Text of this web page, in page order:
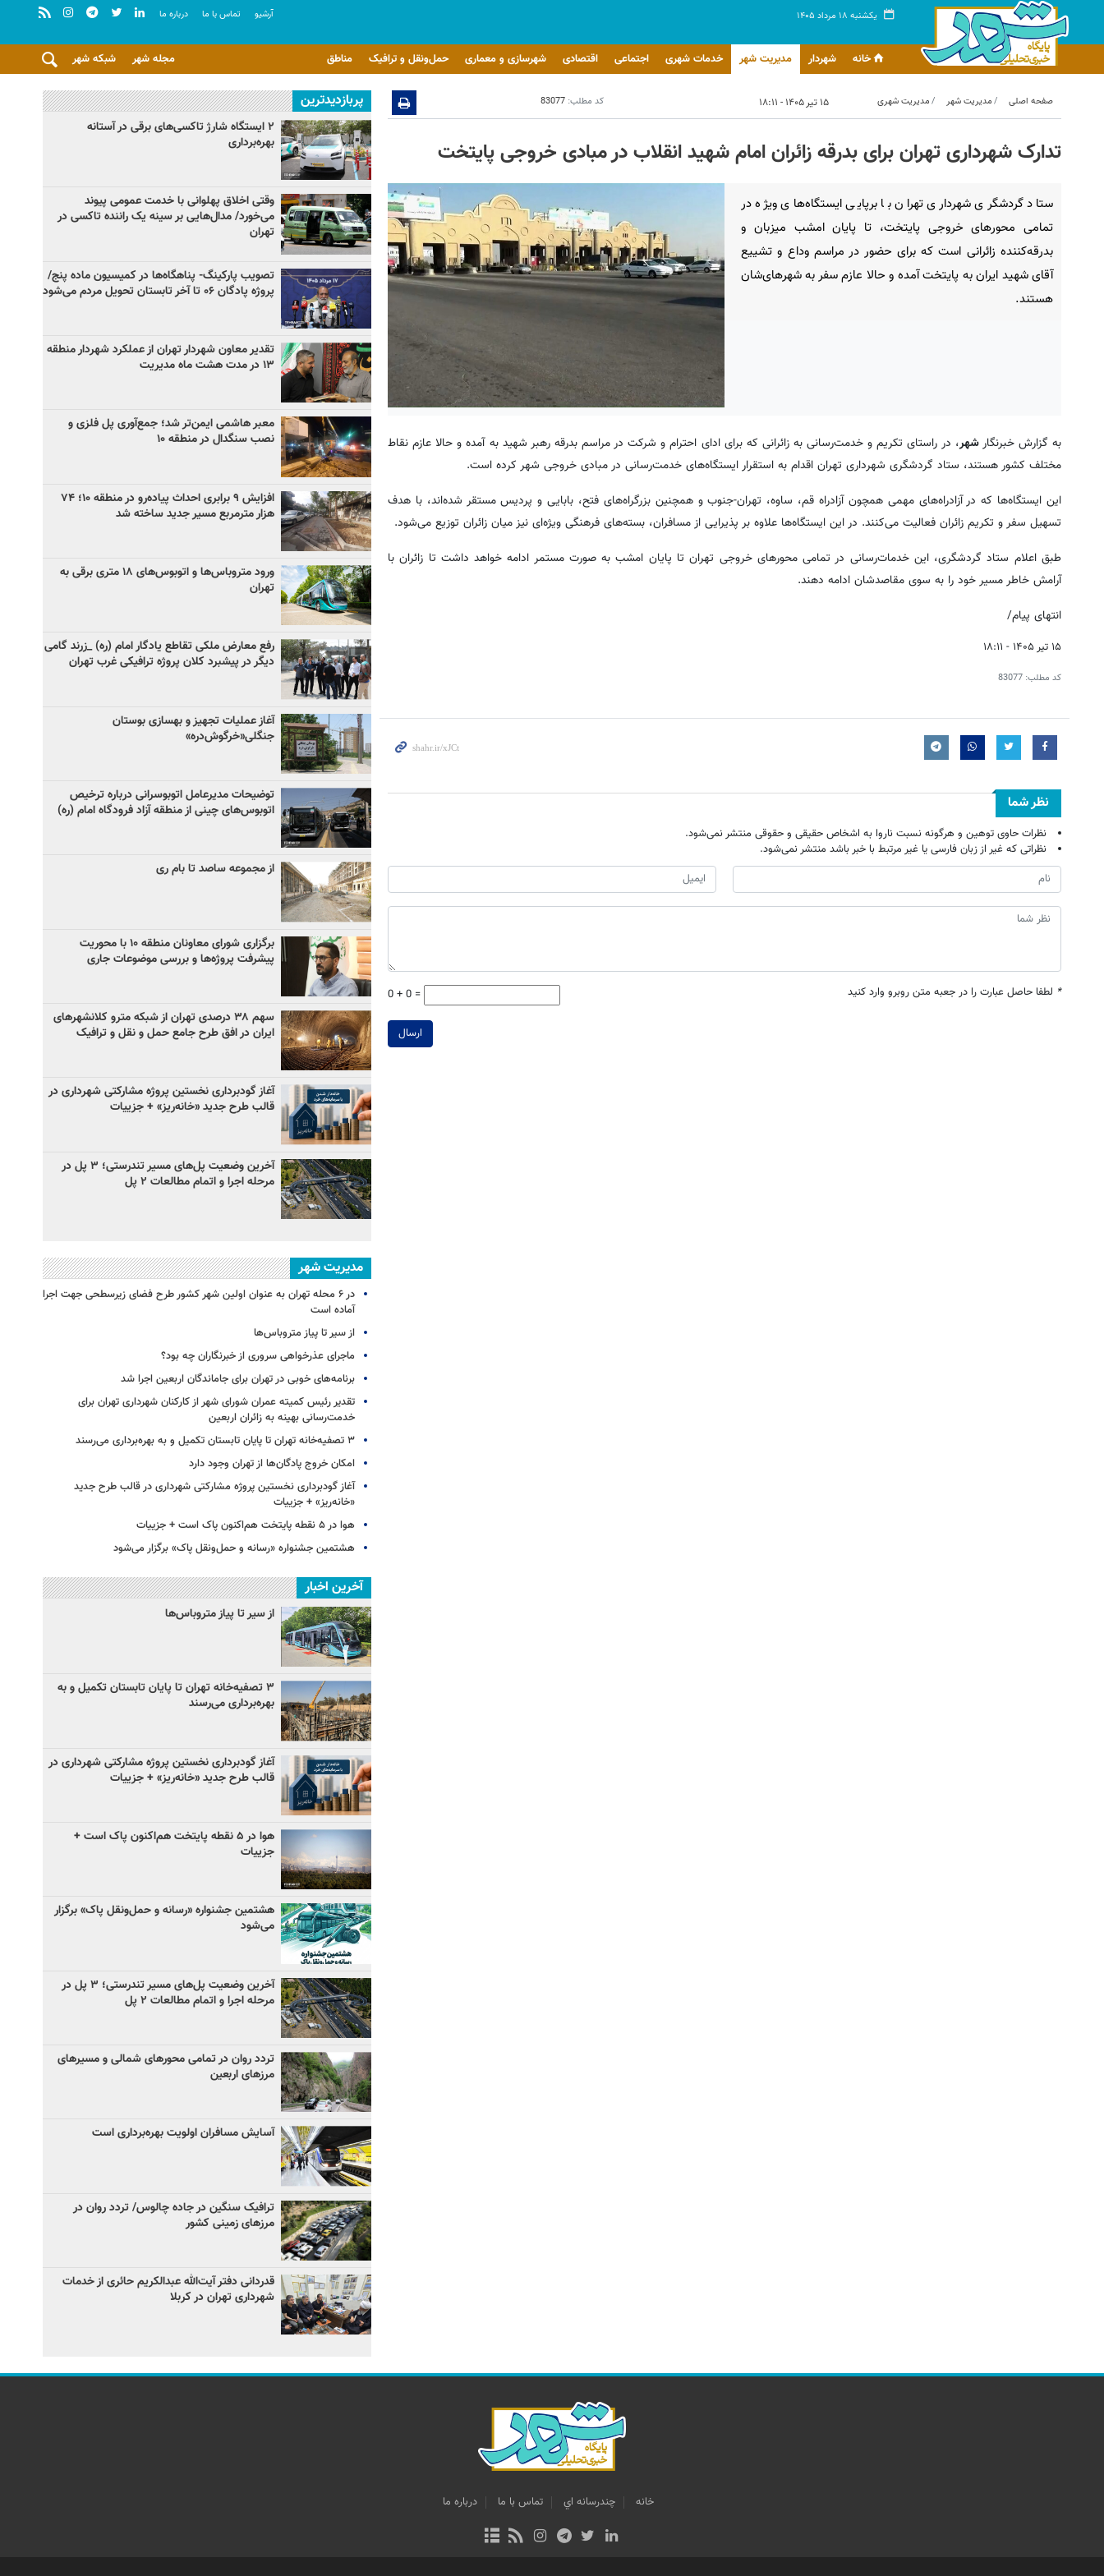
یکشنبه ۱۸ مرداد ۱۴۰۵ آرشيو تماس با ما درباره ما
خانه شهردار مدیریت شهر خدمات شهری اجتماعی اقتصادی شهرسازی و معماری حمل‌ونقل و ترافیک مناطق شبکه شهر مجله شهر
صفحه اصلی مدیریت شهر مدیریت شهری ۱۵ تیر ۱۴۰۵ - ۱۸:۱۱ کد مطلب: 83077
تدارک شهرداری تهران برای بدرقه زائران امام شهید انقلاب در مبادی خروجی پایتخت
ستاد گردشگری شهرداری تهران با برپایی ایستگاه‌های ویژه در
تمامی محورهای خروجی پایتخت، تا پایان امشب میزبان و
بدرقه‌کننده زائرانی است که برای حضور در مراسم وداع و تشییع
آقای شهید ایران به پایتخت آمده و حالا عازم سفر به شهرهای‌شان
هستند.
به گزارش خبرنگارشهر، در راستای تکریم و خدمت‌رسانی به زائرانی که برای ادای احترام و شرکت در مراسم بدرقه رهبر شهید به آمده و حالا عازم نقاط
مختلف کشور هستند، ستاد گردشگری شهرداری تهران اقدام به استقرار ایستگاه‌های خدمت‌رسانی در مبادی خروجی شهر کرده است.
این ایستگاه‌ها که در آزادراه‌های مهمی همچون آزادراه قم، ساوه، تهران-جنوب و همچنین بزرگراه‌های فتح، بابایی و پردیس مستقر شده‌اند، با هدف
تسهیل سفر و تکریم زائران فعالیت می‌کنند. در این ایستگاه‌ها علاوه بر پذیرایی از مسافران، بسته‌های فرهنگی ویژه‌ای نیز میان زائران توزیع می‌شود.
طبق اعلام ستاد گردشگری، این خدمات‌رسانی در تمامی محورهای خروجی تهران تا پایان امشب به صورت مستمر ادامه خواهد داشت تا زائران با
آرامش خاطر مسیر خود را به سوی مقاصدشان ادامه دهند.
انتهای پیام/
۱۵ تیر ۱۴۰۵ - ۱۸:۱۱
کد مطلب: 83077
نظر شما
نظرات حاوی توهین و هرگونه نسبت ناروا به اشخاص حقیقی و حقوقی منتشر نمی‌شود.
نظراتی که غیر از زبان فارسی یا غیر مرتبط با خبر باشد منتشر نمی‌شود.
* لطفا حاصل عبارت را در جعبه متن روبرو وارد کنید 0 + 0 =
ارسال
پربازدیدترین
۲ ایستگاه شارژ تاکسی‌های برقی در آستانه
بهره‌برداری
وقتی اخلاق پهلوانی با خدمت عمومی پیوند
می‌خورد/ مدال‌هایی بر سینه یک راننده تاکسی در
تهران
تصویب پارکینگ- پناهگاه‌ها در کمیسیون ماده پنج/
پروژه پادگان ۰۶ تا آخر تابستان تحویل مردم می‌شود
تقدیر معاون شهردار تهران از عملکرد شهردار منطقه
۱۳ در مدت هشت ماه مدیریت
معبر هاشمی ایمن‌تر شد؛ جمع‌آوری پل فلزی و
نصب سنگدال در منطقه ۱۰
افزایش ۹ برابری احداث پیاده‌رو در منطقه ۱۰؛ ۷۴
هزار مترمربع مسیر جدید ساخته شد
ورود متروباس‌ها و اتوبوس‌های ۱۸ متری برقی به
تهران
رفع معارض ملکی تقاطع یادگار امام (ره) _زرند گامی
دیگر در پیشبرد کلان پروژه‌ ترافیکی غرب تهران
آغاز عملیات تجهیز و بهسازی بوستان
جنگلی«خرگوش‌دره»
توضیحات مدیرعامل اتوبوسرانی درباره ترخیص
اتوبوس‌های چینی از منطقه آزاد فرودگاه امام (ره)
از مجموعه ساصد تا بام ری
برگزاری شورای معاونان منطقه ۱۰ با محوریت
پیشرفت پروژه‌ها و بررسی موضوعات جاری
سهم ۳۸ درصدی تهران از شبکه مترو کلانشهرهای
ایران در افق طرح جامع حمل و نقل و ترافیک
آغاز گودبرداری نخستین پروژه مشارکتی شهرداری در
قالب طرح جدید «خانه‌ریز» + جزییات
آخرین وضعیت پل‌های مسیر تندرستی؛ ۳ پل در
مرحله اجرا و اتمام مطالعات ۲ پل
مدیریت شهر
در ۶ محله تهران به عنوان اولین شهر کشور طرح فضای زیرسطحی جهت اجرا
آماده است
از سیر تا پیاز متروباس‌ها
ماجرای عذرخواهی سروری از خبرنگاران چه بود؟
برنامه‌های خوبی در تهران برای جاماندگان اربعین اجرا شد
تقدیر رئیس کمیته عمران شورای شهر از کارکنان شهرداری تهران برای
خدمت‌رسانی بهینه به زائران اربعین
۳ ﺗﺼﻔﻴﻪ‌ﺧﺎﻧﻪ‌ تهران تا پایان تابستان تکمیل و به بهره‌برداری می‌رسند
امکان خروج پادگان‌ها از تهران وجود دارد
آغاز گودبرداری نخستین پروژه مشارکتی شهرداری در قالب طرح جدید
«خانه‌ریز» + جزییات
هوا در ۵ نقطه پایتخت هم‌اکنون پاک است + جزییات
هشتمین جشنواره «رسانه و حمل‌ونقل پاک» برگزار می‌شود
آخرین اخبار
از سیر تا پیاز متروباس‌ها
۳ ﺗﺼﻔﻴﻪ‌ﺧﺎﻧﻪ‌ تهران تا پایان تابستان تکمیل و به
بهره‌برداری می‌رسند
آغاز گودبرداری نخستین پروژه مشارکتی شهرداری در
قالب طرح جدید «خانه‌ریز» + جزییات
هوا در ۵ نقطه پایتخت هم‌اکنون پاک است +
جزییات
هشتمین جشنواره «رسانه و حمل‌ونقل پاک» برگزار
می‌شود
آخرین وضعیت پل‌های مسیر تندرستی؛ ۳ پل در
مرحله اجرا و اتمام مطالعات ۲ پل
تردد روان در تمامی محورهای شمالی و مسیرهای
مرزهای اربعین
آسایش مسافران اولویت بهره‌برداری است
ترافیک سنگین در جاده چالوس/ تردد روان در
مرزهای زمینی کشور
قدردانی دفتر آیت‌الله عبدالکریم حائری از خدمات
شهرداری تهران در کربلا
خانه چندرسانه اي تماس با ما درباره ما